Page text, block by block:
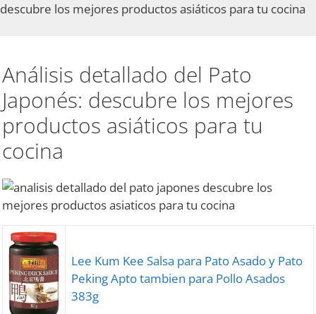
descubre los mejores productos asiáticos para tu cocina
Análisis detallado del Pato
Japonés: descubre los mejores
productos asiáticos para tu
cocina
Lee Kum Kee Salsa para Pato Asado y Pato
Peking Apto tambien para Pollo Asados
383g